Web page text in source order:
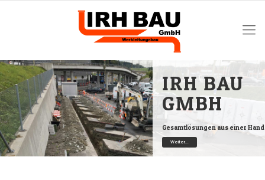
IRH BAU
GMBH
Gesamtlösungen aus einer
Weiter...